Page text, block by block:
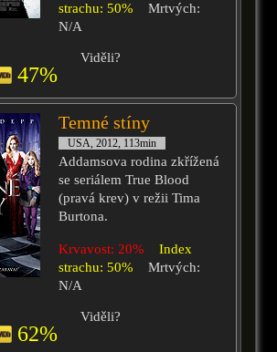
strachu: 50%
Mrtvých:
N/A
47%
Viděli?
Temné stíny
USA, 2012, 113min
Addamsova rodina zkřížená
se seriálem True Blood
(pravá krev) v režii Tima
Burtona.
Krvavost: 20%
Index
strachu: 50%
Mrtvých:
N/A
62%
Viděli?